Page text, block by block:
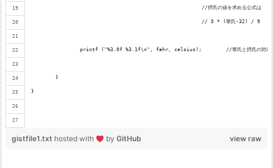
							//摂氏の値を求める公式は
							// 5 * (華氏-32) / 9
printf ("%3.0f %3.1f\n", fahr, celsius);	//華氏と
	}
}
view raw
gistfile1.txt hosted with by GitHub